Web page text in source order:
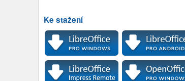
Ke stažení